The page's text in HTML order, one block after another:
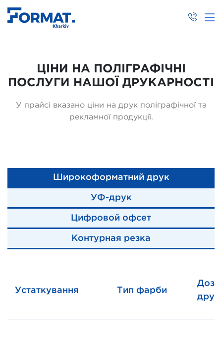
ЦІНИ НА ПОЛІГРАФІЧНІ
ПОСЛУГИ НАШОЇ ДРУКАРНОСТІ
У прайсі вказано ціни на друк поліграфічної та
рекламної продукції.
Широкоформатний друк
УФ-друк
Цифровой офсет
Контурная резка
Устаткування Тип фарби